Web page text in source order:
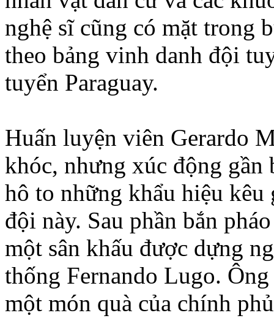
nghệ sĩ cũng có mặt trong
theo bảng vinh danh đội
tuyển Paraguay.
Huấn luyện viên Gerardo
khóc, nhưng xúc động gần
hô to những khẩu hiệu
đội này. Sau phần bắn
một sân khấu được dựng
thống Fernando Lugo.
một món quà của chính